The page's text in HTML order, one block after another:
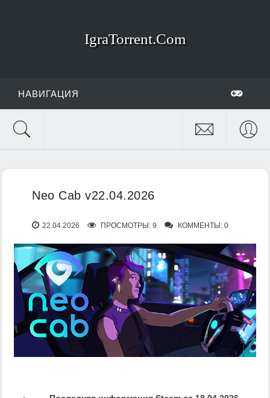
IgraTorrent.Com
НАВИГАЦИЯ
Neo Cab v22.04.2026
22.04.2026 ПРОСМОТРЫ: 9 КОММЕНТЫ: 0